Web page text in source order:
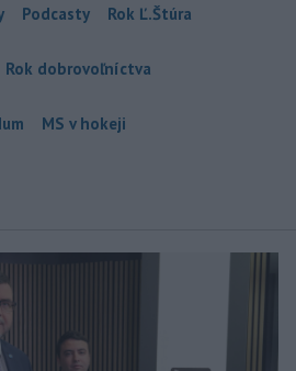
Podcasty Rok Ľ.Štúra
Rok dobrovoľníctva
MS v hokeji